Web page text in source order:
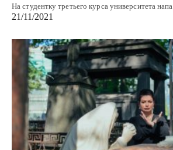
На студентку третьего курса университета
21/11/2021